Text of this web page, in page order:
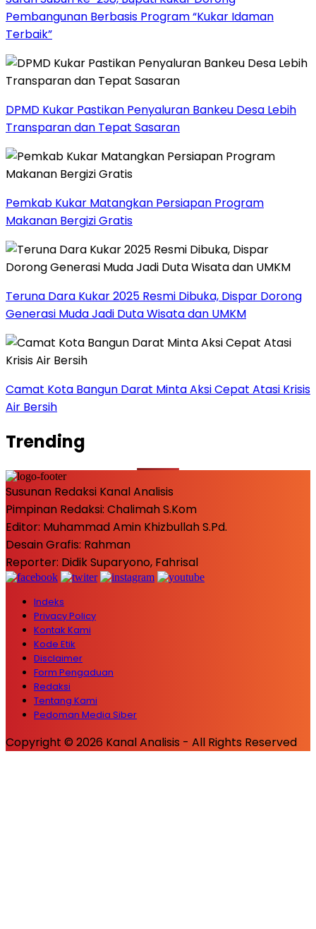
Pembangunan Berbasis Program “Kukar Idaman
Terbaik”
DPMD Kukar Pastikan Penyaluran Bankeu Desa Lebih
Transparan dan Tepat Sasaran
Pemkab Kukar Matangkan Persiapan Program
Makanan Bergizi Gratis
Teruna Dara Kukar 2025 Resmi Dibuka, Dispar Dorong
Generasi Muda Jadi Duta Wisata dan UMKM
Camat Kota Bangun Darat Minta Aksi Cepat Atasi Krisis
Air Bersih
Trending
Susunan Redaksi Kanal Analisis
Pimpinan Redaksi: Chalimah S.Kom
Editor: Muhammad Amin Khizbullah S.Pd.
Desain Grafis: Rahman
Reporter: Didik Suparyono, Fahrisal
Indeks
Privacy Policy
Kontak Kami
Kode Etik
Disclaimer
Form Pengaduan
Redaksi
Tentang Kami
Pedoman Media Siber
Copyright © 2026 Kanal Analisis - All Rights Reserved